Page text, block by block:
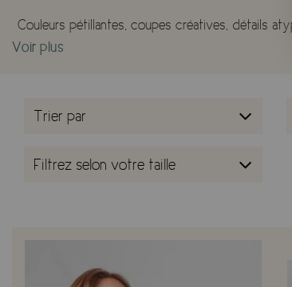
Couleurs pétillantes, coupes créatives, détails
Nos gilets et ponchos femme sont les alliés
Voir plus
Trier par
Filtrez selon votre taille